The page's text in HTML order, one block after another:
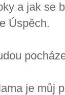
a jak se
Úspěch.
je můj